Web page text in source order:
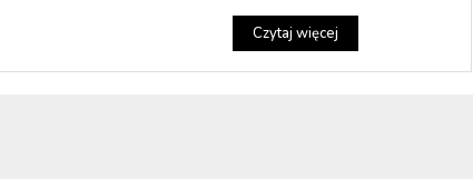
Czytaj więcej